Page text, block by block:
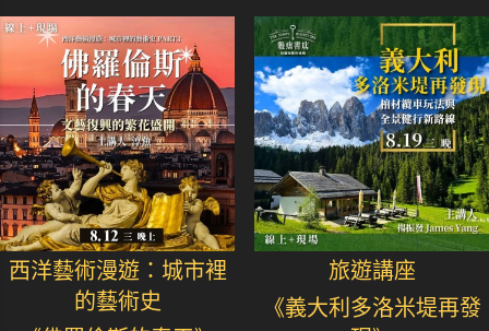
西洋藝術漫遊：城市裡
的藝術史
旅遊講座
《義大利多洛米堤再發